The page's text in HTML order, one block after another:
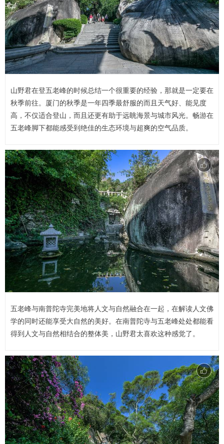
山野君在登五老峰的时候总结一个很重要的经验，那就是一定要在
秋季前往。厦门的秋季是一年四季最舒服的而且天气好、能见度
高，不仅适合登山，而且还更有助于远眺海景与城市风光。畅游在
五老峰脚下都能感受到绝佳的生态环境与超爽的空气品质。
五老峰与南普陀寺完美地将人文与自然融合在一起，在解读人文佛
学的同时还能享受大自然的美好。在南普陀寺与五老峰处处都能看
得到人文与自然相结合的整体美，山野君太喜欢这种感觉了。